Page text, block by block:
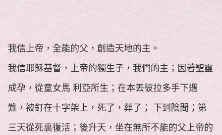
我信上帝，全能的父，創造天地的主。
我信耶穌基督，上帝的獨生子，我們的主；因著聖靈
成孕，從童女馬 利亞所生；在本丟彼拉多手下遇
難，被釘在十字架上，死了，葬了； 下到陰間；第
三天從死裏復活；後升天，坐在無所不能的父上帝的